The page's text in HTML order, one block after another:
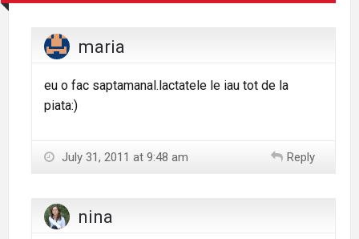
maria
eu o fac saptamanal.lactatele le iau tot de la
piata:)
July 31, 2011 at 9:48 am Reply
nina